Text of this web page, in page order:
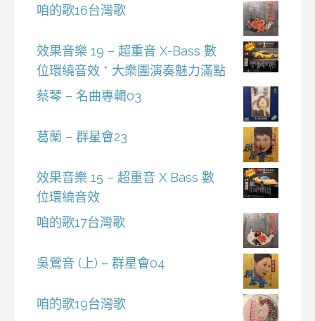
咱的歌16台灣歌
效果音樂 19 – 超重音 X-Bass 數
位環繞音效 * 大樂團演奏魅力滿點
蔡琴 – 名曲專輯03
葛蘭 – 群星會23
效果音樂 15 – 超重音 X Bass 數
位環繞音效
咱的歌17台灣歌
吳鶯音 (上) – 群星會04
咱的歌19台灣歌